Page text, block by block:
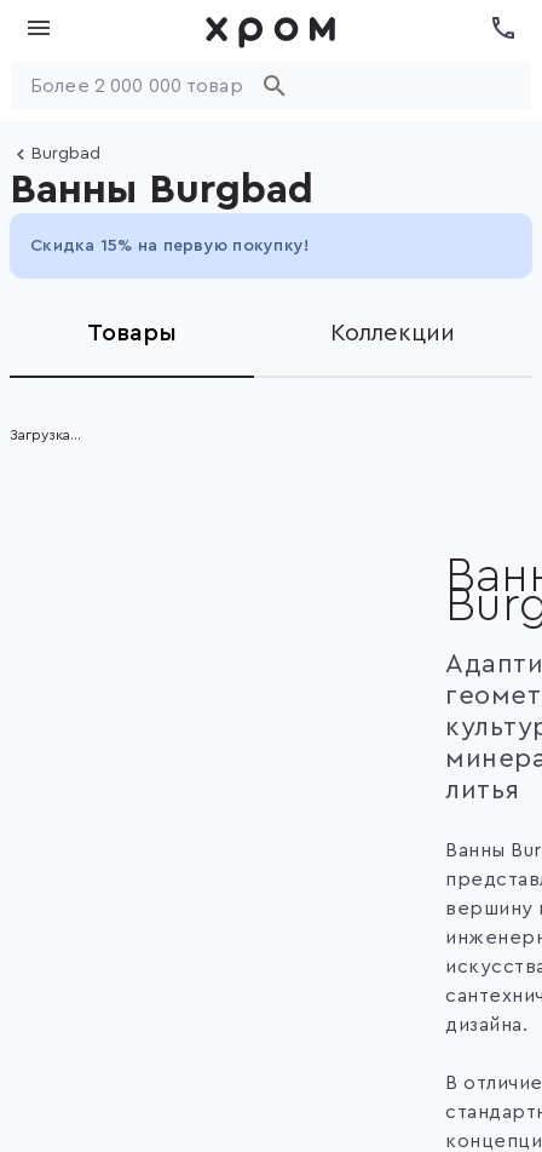
Burgbad
Ванны Burgbad
Скидка 15% на первую покупку!
Товары Коллекции
Загрузка...
литья
Ванны
вершину
дизайна.
В